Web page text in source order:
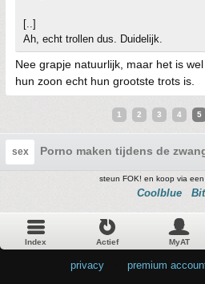
[..]
Ah, echt trollen dus. Duidelijk.
Nee grapje natuurlijk, maar het is
hun zoon echt hun grootste trots is.
1 2 3 4 5
sex Porno maken tijdens de
steun FOK! en koop via
Coolblue
Index Actief MyAT
privacy premium